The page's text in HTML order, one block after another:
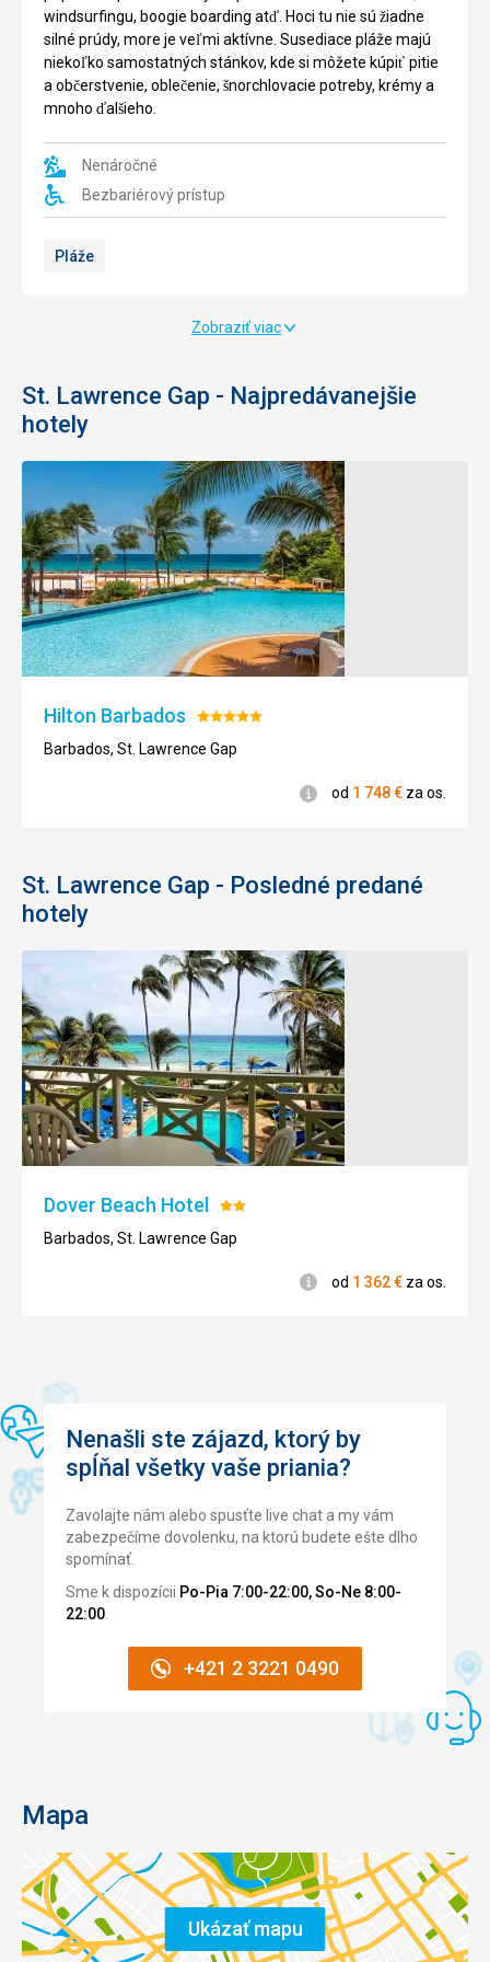
windsurfingu, boogie boarding atď . Hoci tu nie sú žiadne
silné prúdy, more je veľmi aktívne. Susediace pláže majú
niekoľko samostatných stánkov, kde si môžete kúpiť pitie
a občerstvenie, oblečenie, šnorchlovacie potreby, krémy a
mnoho ďal šieho.
Nenáročné
Bezbariérový prístup
Pláže
Zobraziť viac
St. Lawrence Gap - Najpredávanejšie
hotely
Hilton Barbados Hodnotenie:
5/5
Barbados, St. Lawrence Gap
Informácie
od 1 748€ za os.
St. Lawrence Gap - Posledné predané
hotely
Dover Beach Hotel Hodnotenie:
2/5
Barbados, St. Lawrence Gap
Informácie
od 1 362€ za os.
Nenašli ste zájazd, ktorý by
spĺňal všetky vaše priania?
Zavolajte nám alebo spusťte live chat a my vám
zabezpečíme dovolenku, na ktorú budete ešte dlho
spomínať.
Sme k dispozícii Po-Pia 7:00-22:00, So-Ne 8:00-
22:00
+421 2 3221 0490
Mapa
Ukázať mapu